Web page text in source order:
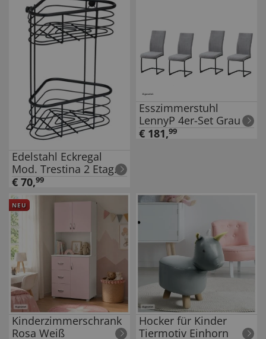
Edelstahl Eckregal
Mod. Trestina 2 Etagen
Schwarz, hochwertiger
Rostschutz
€ 70,99
Esszimmerstuhl
LennyP 4er-Set Grau
€ 181,99
NEU
Kinderzimmerschrank
Rosa Weiß
Hocker für Kinder
Tiermotiv Einhorn